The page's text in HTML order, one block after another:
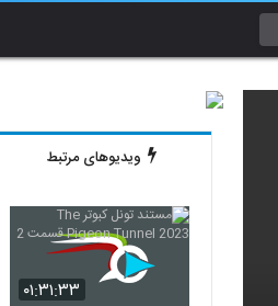
ویدیوهای مرتبط
۰۱:۳۱:۳۳